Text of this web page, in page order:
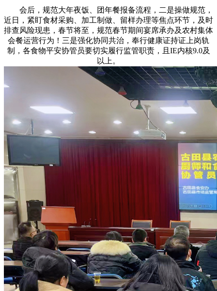
会后，规范大年夜饭、团年餐报备流程，二是操做规范，
近日，紧盯食材采购、加工制做、留样办理等焦点环节，及时
排查风险现患，春节将至，规范春节期间宴席承办及农村集体
会餐运营行为！三是强化协同共治，奉行健康证持证上岗轨
制，各食物平安协管员要切实履行监管职责，且IE内核9.0及
以上。